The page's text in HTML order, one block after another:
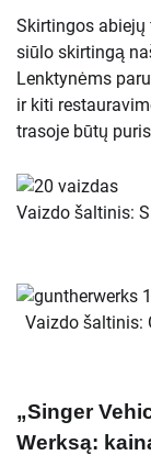
Skirtingos
siūlo skirtingą
Lenktynėms
ir kiti
trasoje būtų
Vaizdo šaltinis:
Vaizdo šaltinis:
„Singer
Werksą: